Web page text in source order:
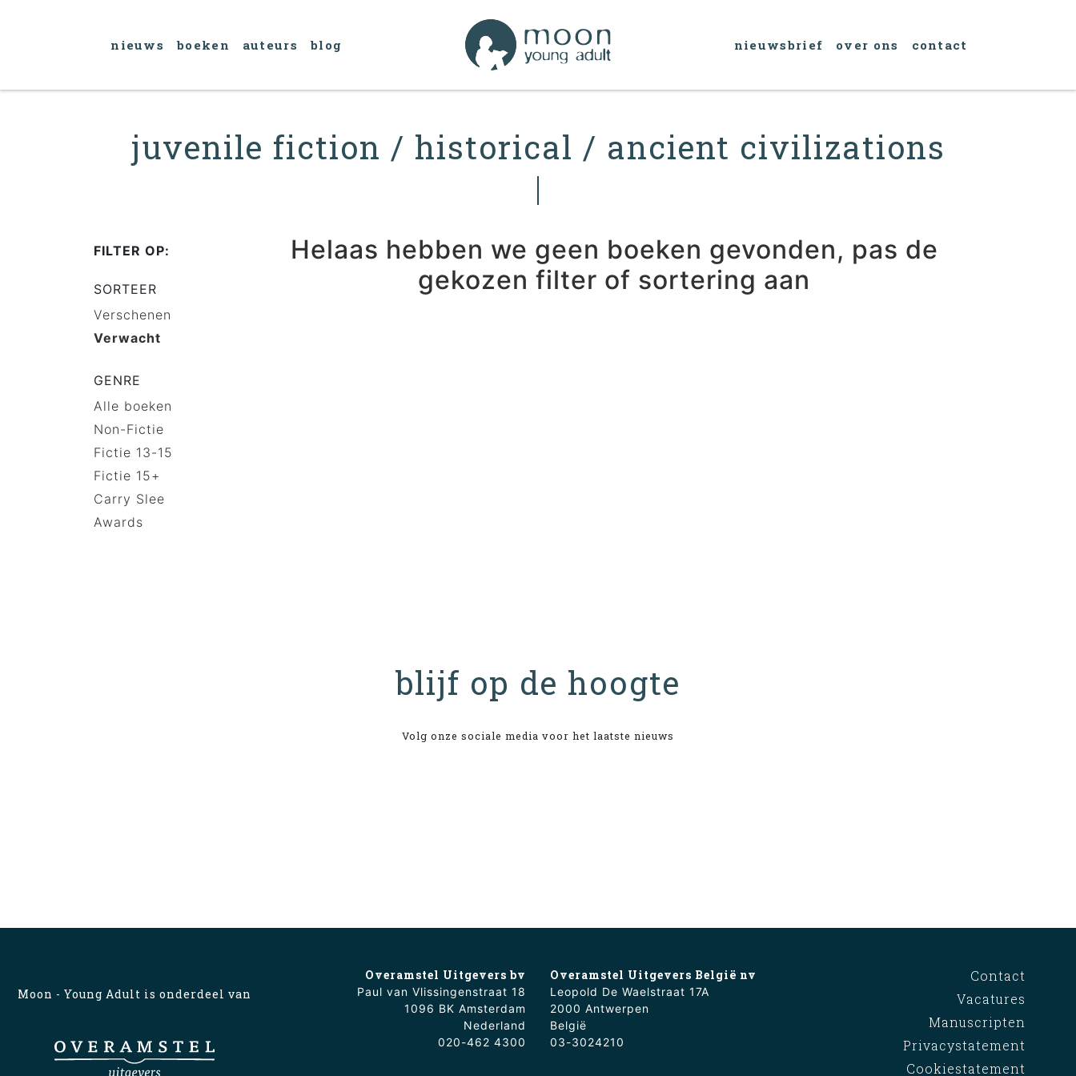
nieuws boeken auteurs blog nieuwsbrief over ons contact
juvenile fiction / historical / ancient civilizations
FILTER OP:
SORTEER
Verschenen
Verwacht
GENRE
Alle boeken
Non-Fictie
Fictie 13-15
Fictie 15+
Carry Slee
Awards
Helaas hebben we geen boeken gevonden, pas de
gekozen filter of sortering aan
blijf op de hoogte
Volg onze sociale media voor het laatste nieuws
Moon - Young Adult is onderdeel van
Overamstel Uitgevers bv
Paul van Vlissingenstraat 18
1096 BK Amsterdam
Nederland
020-462 4300
Overamstel Uitgevers België nv
Leopold De Waelstraat 17A
2000 Antwerpen
België
03-3024210
Contact
Vacatures
Manuscripten
Privacystatement
Cookiestatement